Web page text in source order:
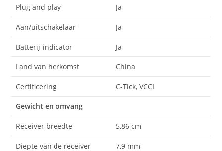
Plug and play Ja
Aan/uitschakelaar Ja
Batterij-indicator Ja
Land van herkomst China
Certificering C-Tick, VCCI
Gewicht en omvang
Receiver breedte 5,86 cm
Diepte van de receiver 7,9 mm